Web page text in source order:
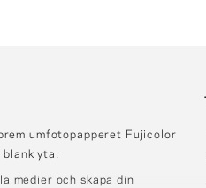
Fujicolor
yta.
medier och skapa din